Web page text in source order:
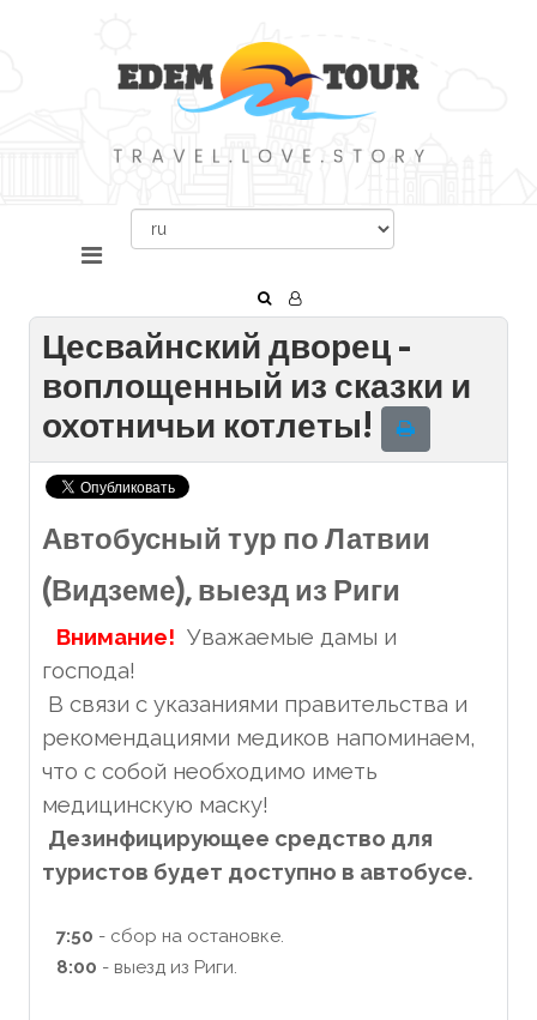
Цесвайнский дворец -
воплощенный из сказки и
охотничьи котлеты!
Автобусный тур по Латвии
(Видземе), выезд из Риги
Внимание! Уважаемые дамы и
господа!
В связи с указаниями правительства и
рекомендациями медиков напоминаем,
что с собой необходимо иметь
медицинскую маску!
Дезинфицирующее средство для
туристов будет доступно в автобусе.
7:50 - сбор на остановке.
8:00 - выезд из Риги.